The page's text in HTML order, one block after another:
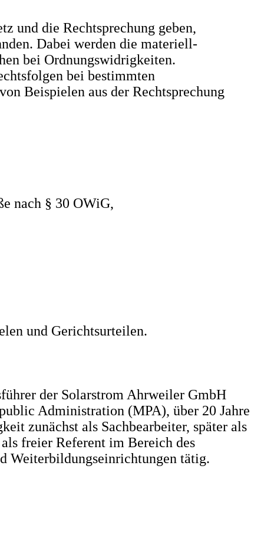
und die Rechtsprechung geben,
Dabei werden die materiell-
bei Ordnungswidrigkeiten.
bei bestimmten
Beispielen aus der Rechtsprechung
nach § 30 OWiG,
und Gerichtsurteilen.
der Solarstrom Ahrweiler GmbH
Administration (MPA), über 20 Jahre
zunächst als Sachbearbeiter, später als
freier Referent im Bereich des
Weiterbildungseinrichtungen tätig.